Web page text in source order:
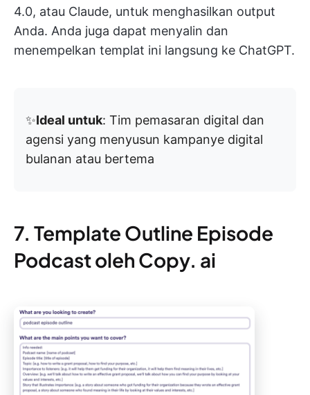
4.0, atau Claude, untuk menghasilkan output
Anda. Anda juga dapat menyalin dan
menempelkan templat ini langsung ke ChatGPT.
✨Ideal untuk: Tim pemasaran digital dan
agensi yang menyusun kampanye digital
bulanan atau bertema
7. Template Outline Episode
Podcast oleh Copy. ai